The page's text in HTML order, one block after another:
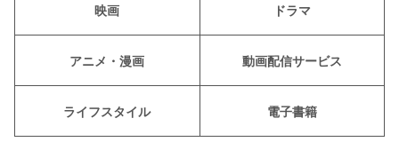
映画 ドラマ
アニメ・漫画 動画配信サービス
ライフスタイル 電子書籍